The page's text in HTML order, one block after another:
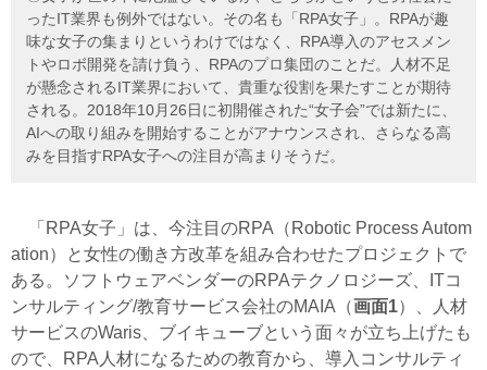
ったIT業界も例外ではない。その名も「RPA女子」。RPAが趣
味な女子の集まりというわけではなく、RPA導入のアセスメン
トやロボ開発を請け負う、RPAのプロ集団のことだ。人材不足
が懸念されるIT業界において、貴重な役割を果たすことが期待
される。2018年10月26日に初開催された“女子会”では新たに、
AIへの取り組みを開始することがアナウンスされ、さらなる高
みを目指すRPA女子への注目が高まりそうだ。
「RPA女子」は、今注目のRPA（ Robotic Process Autom
ation）と女性の働き方改革を組み合わせたプロジェクトで
ある。ソフトウェアベンダーのRPAテクノロジーズ、ITコ
ンサルティング/教育サービス会社のMAIA（画面1）、人材
サービスのWaris、ブイキューブという面々が立ち上げたも
ので、RPA人材になるための教育から、導入コンサルティ